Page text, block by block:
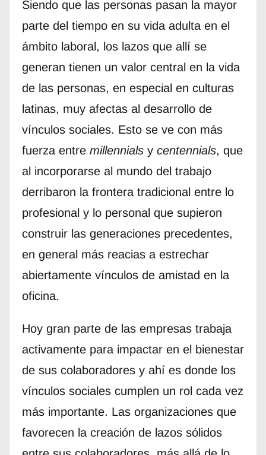
Siendo que las personas pasan la mayor
parte del tiempo en su vida adulta en el
ámbito laboral, los lazos que allí se
generan tienen un valor central en la vida
de las personas, en especial en culturas
latinas, muy afectas al desarrollo de
vínculos sociales. Esto se ve con más
fuerza entre millennialsy centennials, que
al incorporarse al mundo del trabajo
derribaron la frontera tradicional entre lo
profesional y lo personal que supieron
construir las generaciones precedentes,
en general más reacias a estrechar
abiertamente vínculos de amistad en la
oficina.
Hoy gran parte de las empresas trabaja
activamente para impactar en el bienestar
de sus colaboradores y ahí es donde los
vínculos sociales cumplen un rol cada vez
más importante. Las organizaciones que
favorecen la creación de lazos sólidos